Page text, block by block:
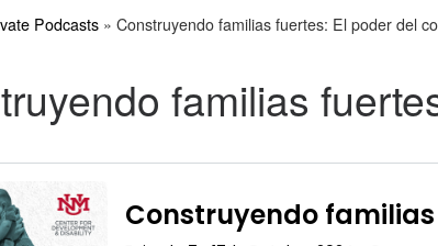
Podcasts » Construyendo familias fuertes: El poder del
familias